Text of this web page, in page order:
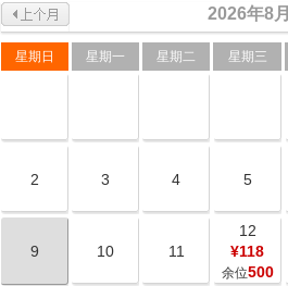
2026年8月
星期日 星期一 星期二 星期三
2 3 4 5
9 10 11
12
¥118
余位500